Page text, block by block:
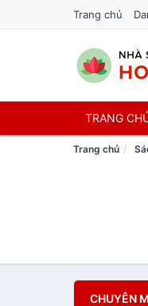
Trang chủ
TRANG
Trang chủ
CHUYÊN